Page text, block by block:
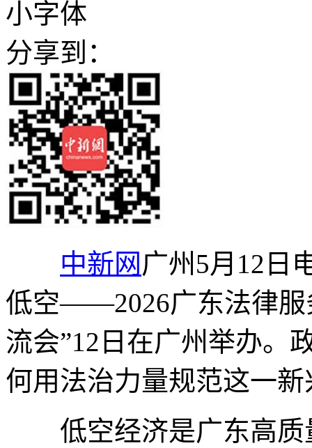
小字体
分享到：
中新网 广州5月12日
低空——2026广东法律服
流会”12日在广州举办。
何用法治力量规范这一
低空经济是广东高质